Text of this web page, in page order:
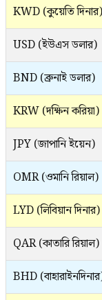
KWD (কুয়েতি দিনার)
USD (ইউএস ডলার)
BND (ব্রুনাই ডলার)
KRW (দক্ষিন করিয়া)
JPY (জাপানি ইয়েন)
OMR (ওমানি রিয়াল)
LYD (লিবিয়ান দিনার)
QAR (কাতারি রিয়াল)
BHD